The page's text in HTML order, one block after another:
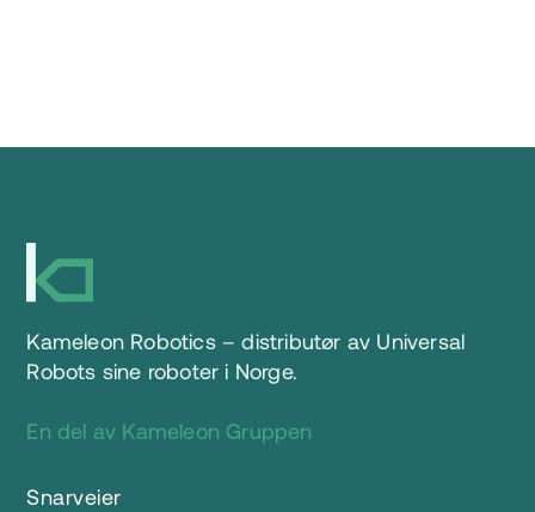
Kameleon Robotics – distributør av Universal
Robots sine roboter i Norge.
En del av Kameleon Gruppen
Snarveier